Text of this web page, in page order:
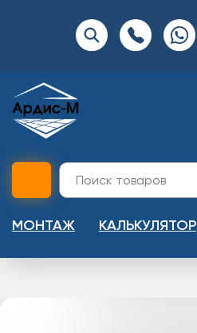
МОНТАЖ КАЛЬКУЛЯТОР